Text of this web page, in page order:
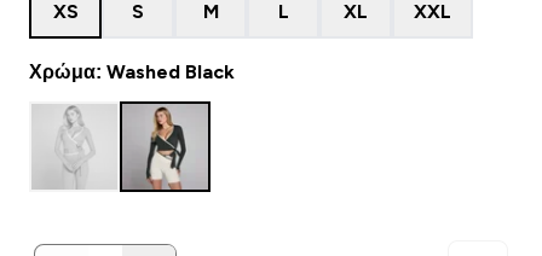
XS S M L XL XXL
Χρώμα: Washed Black